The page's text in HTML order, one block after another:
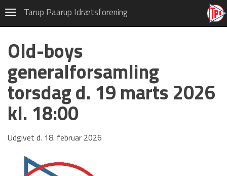
NavigationTarup Paarup Idrætsforening
Old boys
Privatlivspolitik (GDPR)
Om TPI Old-Boys
Hold ledere
Spillested
Kontingent
Spilleplan
Spilletøj
Old-boys
generalforsamling
torsdag d. 19 marts 2026
kl. 18:00
Udgivet d. 18. februar 2026